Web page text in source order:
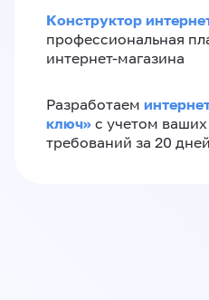
Конструктор
профессиональная
интернет-магазина
Разработаем
ключ»‎ с учетом
требований за 20 дней